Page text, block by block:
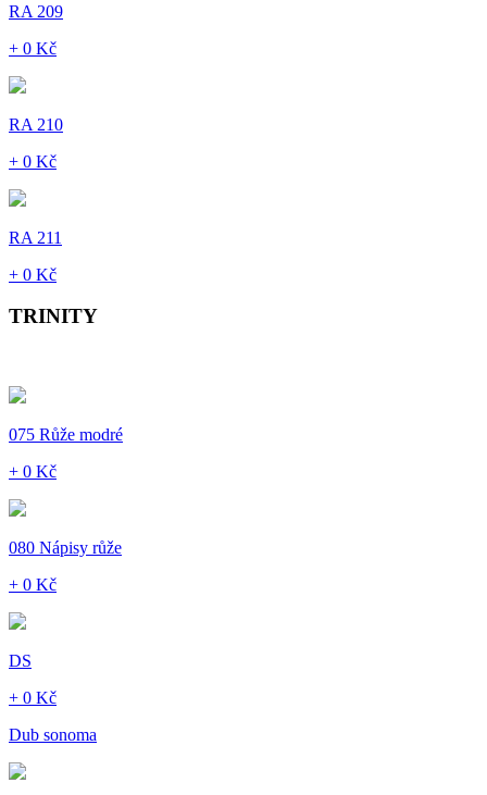
RA 209
+ 0 Kč
RA 210
+ 0 Kč
RA 211
+ 0 Kč
TRINITY
075 Růže modré
+ 0 Kč
080 Nápisy růže
+ 0 Kč
DS
+ 0 Kč
Dub sonoma